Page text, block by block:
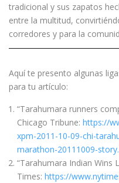
tradicional y sus zapatos
entre la multitud,
corredores y para la
Aquí te presento algunas
para tu artículo:
“Tarahumara runners
Chicago Tribune: https://
xpm-2011-10-09-chi-
marathon-20111009-
“Tarahumara Indian Wins
Times: https://